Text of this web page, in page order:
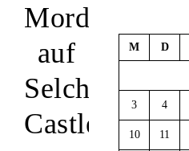
Mord
auf
Selchester
Castle
M D
3 4
10 11